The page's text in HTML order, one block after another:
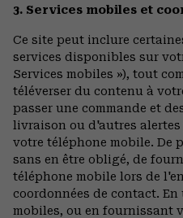
3. Services mobiles et
Ce site peut inclure
services disponibles sur
Services mobiles »), tout
téléverser du contenu à
passer une commande et
livraison ou d'autres alertes
votre téléphone mobile. De
sans en être obligé, de
téléphone mobile lors de
coordonnées de contact.
mobiles, ou en fournissant